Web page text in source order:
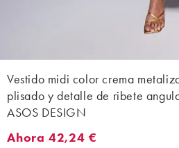
Vestido midi color crema
plisado y detalle de ribete
ASOS DESIGN
Ahora 42,24 €. Mejor precio en
Ahora 42,24 €